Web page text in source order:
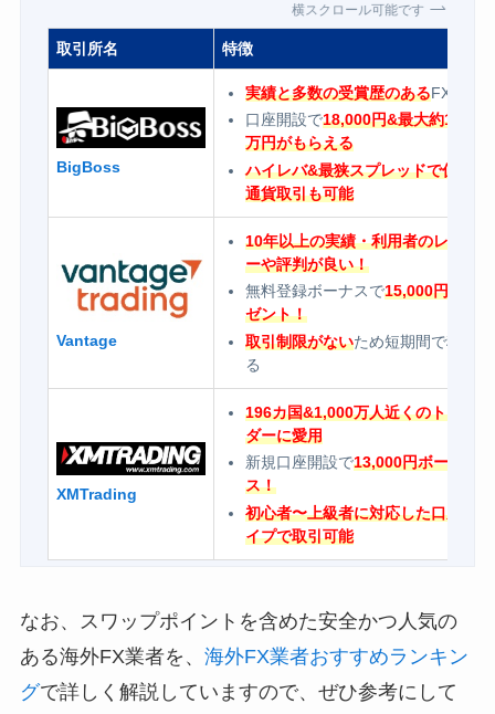
横スクロール可能です
取引所名 特徴
BigBoss
実績と多数の受賞歴のあるFX業者
口座開設で18,000円&最大約150
万円がもらえる
ハイレバ&最狭スプレッドで仮想
通貨取引も可能
Vantage
10年以上の実績・利用者のレビュ
ーや評判が良い！
無料登録ボーナスで15,000円プレ
ゼント！
取引制限がないため短期間で稼げ
る
XMTrading
196カ国&1,000万人近くのトレー
ダーに愛用
新規口座開設で13,000円ボーナ
ス！
初心者〜上級者に対応した口座タ
イプで取引可能
なお、スワップポイントを含めた安全かつ人気の
ある海外FX業者を、 海外FX業者おすすめランキン
グで詳しく解説していますので、ぜひ参考にして